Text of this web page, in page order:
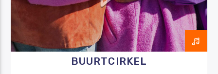
Luister RAZO online
BUURTCIRKEL